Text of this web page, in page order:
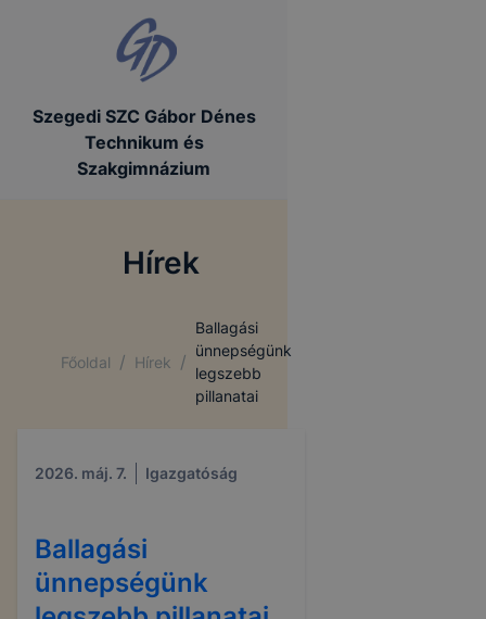
Szegedi SZC Gábor Dénes
Technikum és
Szakgimnázium
Hírek
Főoldal / Hírek /
Ballagási
ünnepségünk
legszebb
pillanatai
2026. máj. 7. Igazgatóság
Ballagási
ünnepségünk